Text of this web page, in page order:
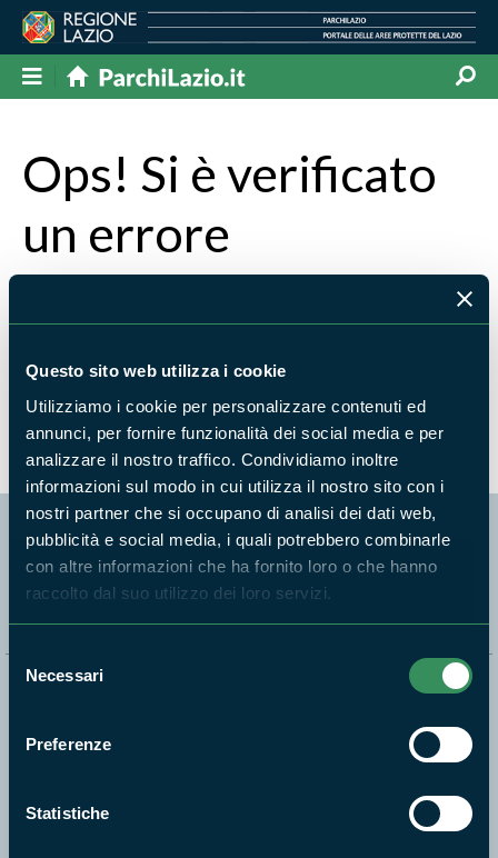
Questo sito web utilizza i cookie
Utilizziamo i cookie per personalizzare contenuti ed
annunci, per fornire funzionalità dei social media e per
analizzare il nostro traffico. Condividiamo inoltre
informazioni sul modo in cui utilizza il nostro sito con i
nostri partner che si occupano di analisi dei dati web,
pubblicità e social media, i quali potrebbero combinarle
con altre informazioni che ha fornito loro o che hanno
raccolto dal suo utilizzo dei loro servizi.
Selezione
delNecessari
Preferenze
Statistiche
Ops! Si è verificato
un errore
premi invio per avviare la ricerca
Segui i nostri social ufficiali